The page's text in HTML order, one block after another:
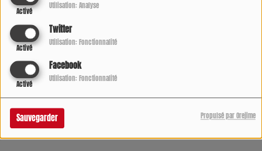
Activé
Utilisation: Analyse
Twitter
Activé
Utilisation: Fonctionnalité
Facebook
Activé
Utilisation: Fonctionnalité
Sauvegarder Propulsé par Orejime